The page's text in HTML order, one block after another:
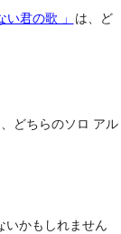
い君の歌 」
は、ど
どちらのソロ アル
いかもしれません